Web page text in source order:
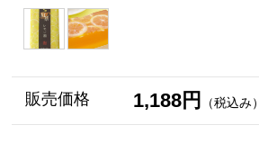
販売価格 1,188円 （税込み）